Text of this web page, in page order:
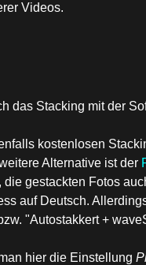
Videos.
das Stacking mit der
kostenlosen
Alternative ist der
die gestackten Fotos
auf Deutsch.
"Autostakkert +
hier die Einstellung